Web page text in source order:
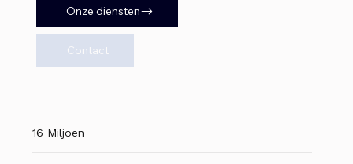
Onze diensten
Contact
16 Miljoen